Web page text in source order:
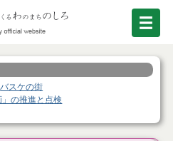
バスケの街
」の推進と点検